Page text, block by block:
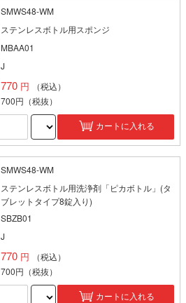
SMWS48-WM
ステンレスボトル用スポンジ
MBAA01
J
770
（税込）
700円 （税抜）
カートに入れる
SMWS48-WM
ステンレスボトル用洗浄剤「ピカボトル」(タ
ブレットタイプ8錠入り)
SBZB01
J
770
（税込）
700円 （税抜）
カートに入れる